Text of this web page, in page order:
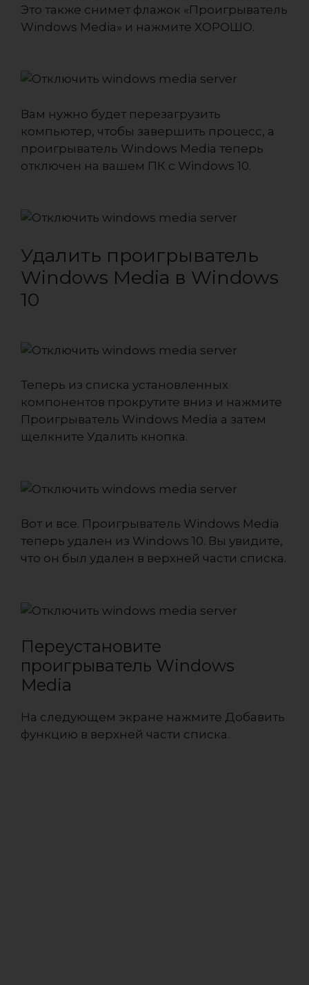
Это также снимет флажок «Проигрыватель
Windows Media» и нажмите ХОРОШО.
Вам нужно будет перезагрузить
компьютер, чтобы завершить процесс, а
проигрыватель Windows Media теперь
отключен на вашем ПК с Windows 10.
Удалить проигрыватель
Windows Media в Windows
10
Теперь из списка установленных
компонентов прокрутите вниз и нажмите
Проигрыватель Windows Media а затем
щелкните Удалить кнопка.
Вот и все. Проигрыватель Windows Media
теперь удален из Windows 10. Вы увидите,
что он был удален в верхней части списка.
Переустановите
проигрыватель Windows
Media
На следующем экране нажмите Добавить
функцию в верхней части списка.